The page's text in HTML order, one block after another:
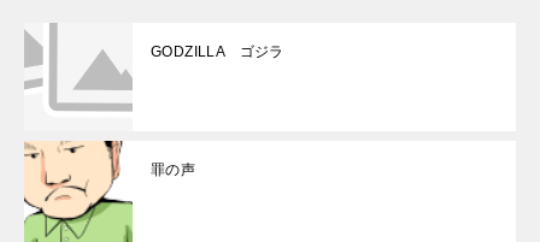
GODZILLA ゴジラ
罪の声